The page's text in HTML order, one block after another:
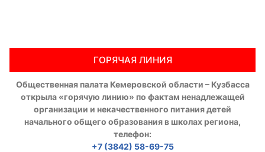
ГОРЯЧАЯ ЛИНИЯ
Общественная палата Кемеровской области – Кузбасса
открыла «горячую линию» по фактам ненадлежащей
организации и некачественного питания детей
начального общего образования в школах региона,
телефон:
+7 (3842) 58-69-75